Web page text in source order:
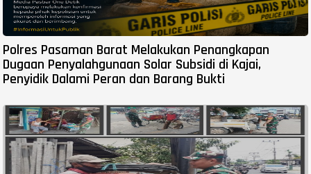
Polres Pasaman Barat Melakukan Penangkapan
Dugaan Penyalahgunaan Solar Subsidi di Kajai,
Penyidik Dalami Peran dan Barang Bukti